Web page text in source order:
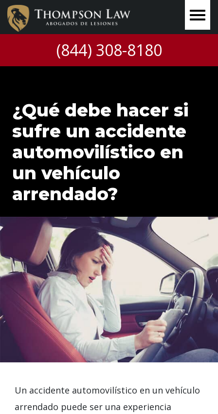
(844) 308-8180
¿Qué debe hacer si
sufre un accidente
automovilístico en
un vehículo
arrendado?
Un accidente automovilístico en un vehículo
arrendado puede ser una experiencia